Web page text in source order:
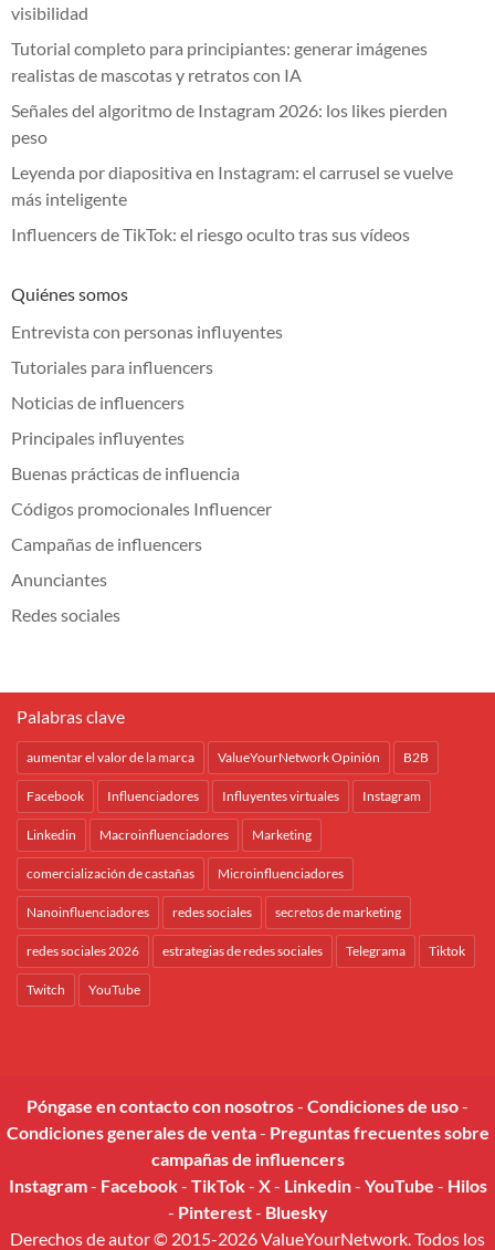
visibilidad
Tutorial completo para principiantes: generar imágenes
realistas de mascotas y retratos con IA
Señales del algoritmo de Instagram 2026: los likes pierden
peso
Leyenda por diapositiva en Instagram: el carrusel se vuelve
más inteligente
Influencers de TikTok: el riesgo oculto tras sus vídeos
Quiénes somos
Entrevista con personas influyentes
Tutoriales para influencers
Noticias de influencers
Principales influyentes
Buenas prácticas de influencia
Códigos promocionales Influencer
Campañas de influencers
Anunciantes
Redes sociales
Palabras clave
aumentar el valor de la marca ValueYourNetwork Opinión B2B
Facebook Influenciadores Influyentes virtuales Instagram
Linkedin Macroinfluenciadores Marketing
comercialización de castañas Microinfluenciadores
Nanoinfluenciadores redes sociales secretos de marketing
redes sociales 2026 estrategias de redes sociales Telegrama Tiktok
Twitch YouTube
Póngase en contacto con nosotros- Condiciones de uso-
Condiciones generales de venta- Preguntas frecuentes sobre
campañas de influencers
Instagram- Facebook- TikTok- X- Linkedin- YouTube - Hilos
- Pinterest- Bluesky
Derechos de autor © 2015-2026 ValueYourNetwork. Todos los